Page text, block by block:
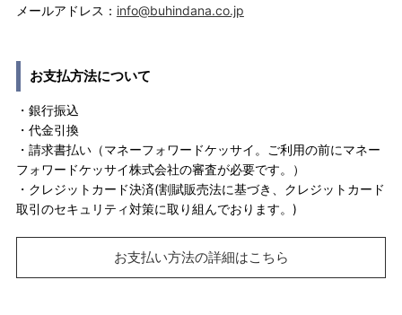
メールアドレス： info@buhindana.co.jp
お支払方法について
・銀行振込
・代金引換
・請求書払い（マネーフォワードケッサイ。ご利用の前にマネー
フォワードケッサイ株式会社の審査が必要です。）
・クレジットカード決済(割賦販売法に基づき、クレジットカード
取引のセキュリティ対策に取り組んでおります。)
お支払い方法の詳細はこちら